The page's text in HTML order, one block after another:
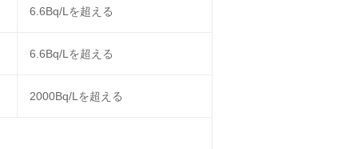
6.6Bq/Lを超える
6.6Bq/Lを超える
2000Bq/Lを超える